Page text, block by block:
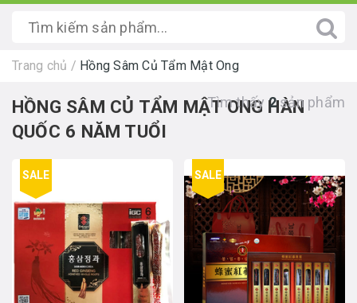
Trang chủ / Hồng Sâm Củ Tẩm Mật Ong
HỒNG SÂM CỦ TẨM MẬT ONG HÀN
QUỐC 6 NĂM TUỔI
Tìm thấy 2sản phẩm
SALE SALE